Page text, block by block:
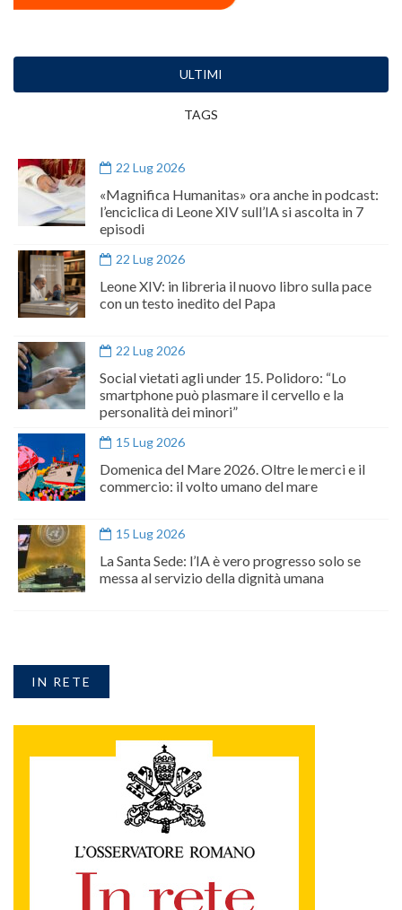
ULTIMI
TAGS
22 Lug 2026
«Magnifica Humanitas» ora anche in podcast:
l’enciclica di Leone XIV sull’IA si ascolta in 7
episodi
22 Lug 2026
Leone XIV: in libreria il nuovo libro sulla pace
con un testo inedito del Papa
22 Lug 2026
Social vietati agli under 15. Polidoro: “Lo
smartphone può plasmare il cervello e la
personalità dei minori”
15 Lug 2026
Domenica del Mare 2026. Oltre le merci e il
commercio: il volto umano del mare
15 Lug 2026
La Santa Sede: l’IA è vero progresso solo se
messa al servizio della dignità umana
IN RETE